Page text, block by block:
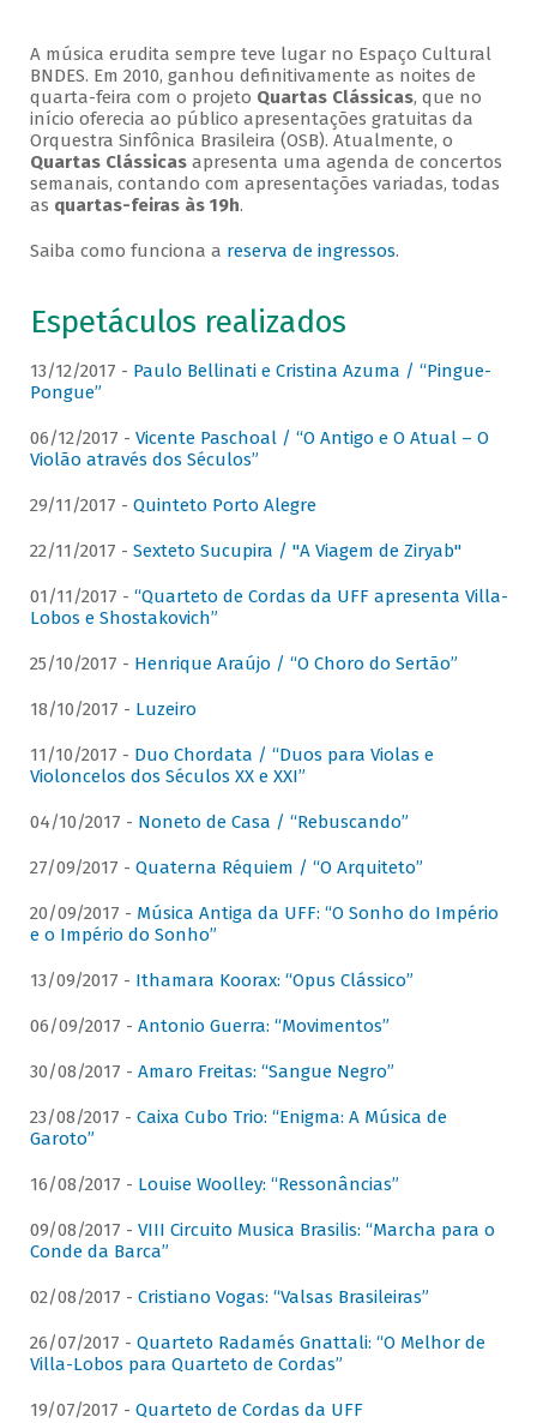
A música erudita sempre teve lugar no Espaço Cultural
BNDES. Em 2010, ganhou definitivamente as noites de
quarta-feira com o projeto Quartas Clássicas, que no
início oferecia ao público apresentações gratuitas da
Orquestra Sinfônica Brasileira (OSB). Atualmente, o
Quartas Clássicasapresenta uma agenda de concertos
semanais, contando com apresentações variadas, todas
as quartas-feiras às 19h.
Saiba como funciona a reserva de ingressos.
Espetáculos realizados
13/12/2017 - Paulo Bellinati e Cristina Azuma / “Pingue-
Pongue”
06/12/2017 - Vicente Paschoal / “O Antigo e O Atual – O
Violão através dos Séculos”
29/11/2017 - Quinteto Porto Alegre
22/11/2017 - Sexteto Sucupira / "A Viagem de Ziryab"
01/11/2017 - “Quarteto de Cordas da UFF apresenta Villa-
Lobos e Shostakovich”
25/10/2017 - Henrique Araújo / “O Choro do Sertão”
18/10/2017 - Luzeiro
11/10/2017 - Duo Chordata / “Duos para Violas e
Violoncelos dos Séculos XX e XXI”
04/10/2017 - Noneto de Casa / “Rebuscando”
27/09/2017 - Quaterna Réquiem / “O Arquiteto”
20/09/2017 - Música Antiga da UFF: “O Sonho do Império
e o Império do Sonho”
13/09/2017 - Ithamara Koorax: “Opus Clássico”
06/09/2017 - Antonio Guerra: “Movimentos”
30/08/2017 - Amaro Freitas: “Sangue Negro”
23/08/2017 - Caixa Cubo Trio: “Enigma: A Música de
Garoto”
16/08/2017 - Louise Woolley: “Ressonâncias”
09/08/2017 - VIII Circuito Musica Brasilis: “Marcha para o
Conde da Barca”
02/08/2017 - Cristiano Vogas: “Valsas Brasileiras”
26/07/2017 - Quarteto Radamés Gnattali: “O Melhor de
Villa-Lobos para Quarteto de Cordas”
19/07/2017 - Quarteto de Cordas da UFF